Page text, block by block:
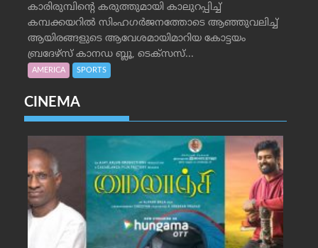
കാരിരുമ്പിന്റെ കരുത്തുമായി കാലുറപ്പിച്ച്
കമ്പക്കയറില്‍ സിംഹഗര്‍ജനത്തോടെ ആഞ്ഞുവലിച്ച്
ആയിരങ്ങളുടെ ആവേശമായിമാറിയ കോട്ടയം
ബ്രദേഴ്‌സ് കാനഡ ബ്ലൂ, ടെക്‌സസ്...
AMERICA SPORTS
CINEMA